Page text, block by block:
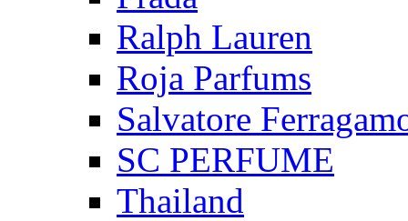
Ralph Lauren
Roja Parfums
Salvatore
SC PERFUME
Thailand